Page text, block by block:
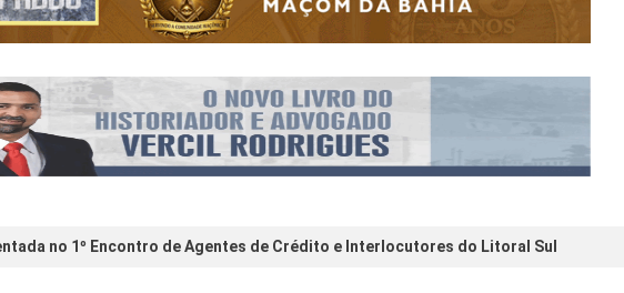
no 1º Encontro de Agentes de Crédito e Interlocutores do Litoral Sul